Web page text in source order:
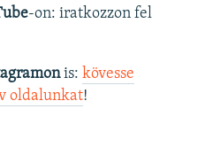
-on: iratkozzon fel
is: kövesse
oldalunkat! ​